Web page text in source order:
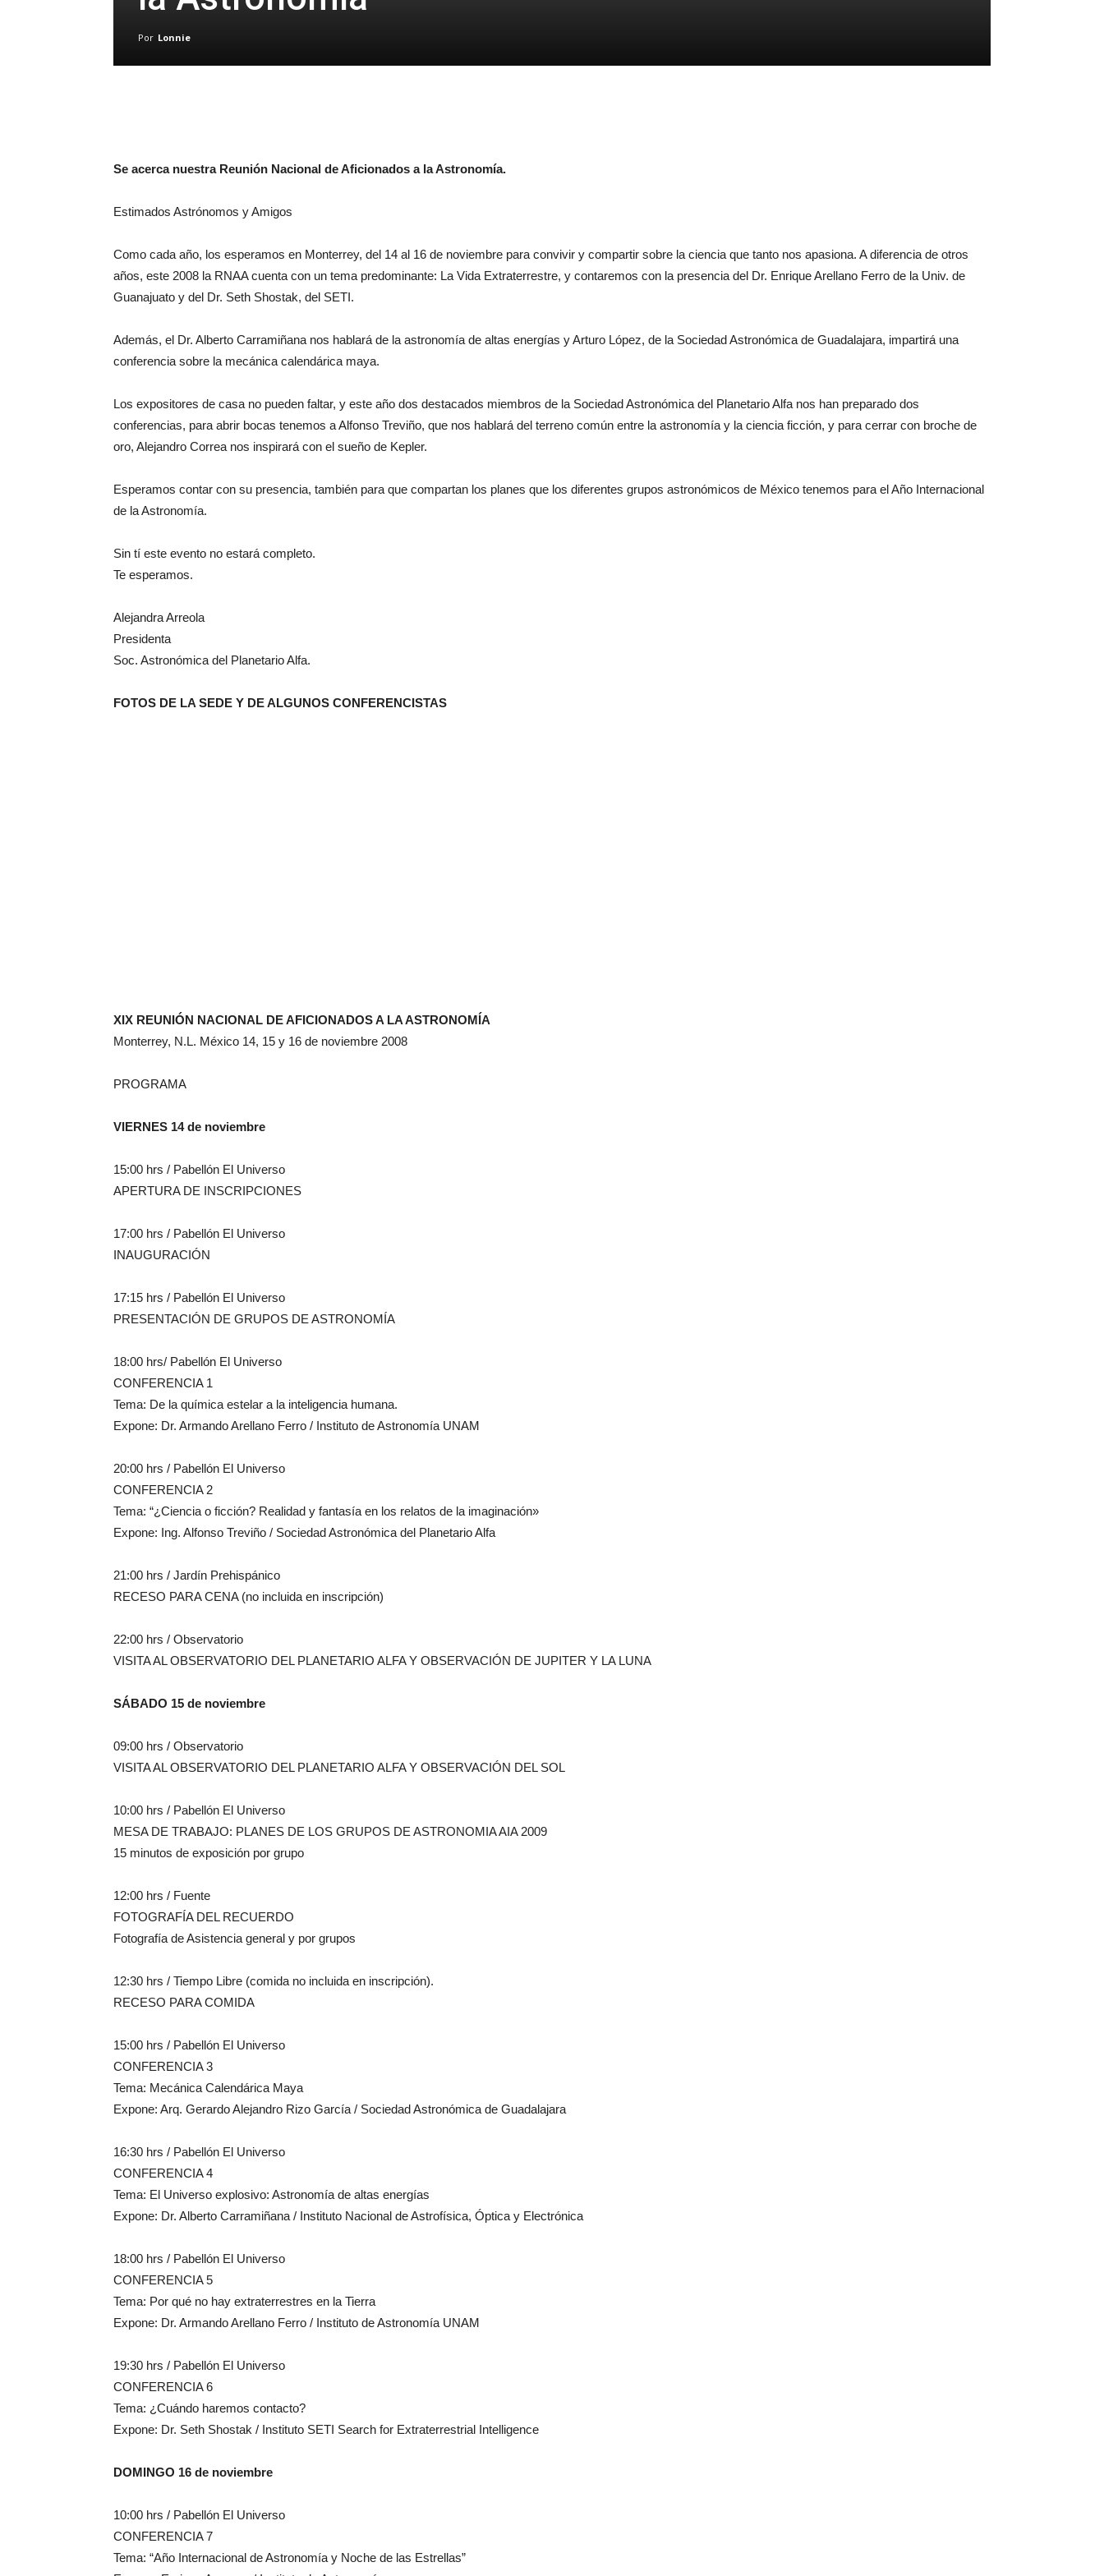
Por Lonnie
Se acerca nuestra Reunión Nacional de Aficionados a la Astronomía.
Estimados Astrónomos y Amigos
Como cada año, los esperamos en Monterrey, del 14 al 16 de noviembre para convivir y compartir sobre la ciencia que tanto nos apasiona. A diferencia de otros
años, este 2008 la RNAA cuenta con un tema predominante: La Vida Extraterrestre, y contaremos con la presencia del Dr. Enrique Arellano Ferro de la Univ. de
Guanajuato y del Dr. Seth Shostak, del SETI.
Además, el Dr. Alberto Carramiñana nos hablará de la astronomía de altas energías y Arturo López, de la Sociedad Astronómica de Guadalajara, impartirá una
conferencia sobre la mecánica calendárica maya.
Los expositores de casa no pueden faltar, y este año dos destacados miembros de la Sociedad Astronómica del Planetario Alfa nos han preparado dos
conferencias, para abrir bocas tenemos a Alfonso Treviño, que nos hablará del terreno común entre la astronomía y la ciencia ficción, y para cerrar con broche de
oro, Alejandro Correa nos inspirará con el sueño de Kepler.
Esperamos contar con su presencia, también para que compartan los planes que los diferentes grupos astronómicos de México tenemos para el Año Internacional
de la Astronomía.
Sin tí este evento no estará completo.
Te esperamos.
Alejandra Arreola
Presidenta
Soc. Astronómica del Planetario Alfa.
FOTOS DE LA SEDE Y DE ALGUNOS CONFERENCISTAS
XIX REUNIÓN NACIONAL DE AFICIONADOS A LA ASTRONOMÍA
Monterrey, N.L. México 14, 15 y 16 de noviembre 2008
PROGRAMA
VIERNES 14 de noviembre
15:00 hrs / Pabellón El Universo
APERTURA DE INSCRIPCIONES
17:00 hrs / Pabellón El Universo
INAUGURACIÓN
17:15 hrs / Pabellón El Universo
PRESENTACIÓN DE GRUPOS DE ASTRONOMÍA
18:00 hrs/ Pabellón El Universo
CONFERENCIA 1
Tema: De la química estelar a la inteligencia humana.
Expone: Dr. Armando Arellano Ferro / Instituto de Astronomía UNAM
20:00 hrs / Pabellón El Universo
CONFERENCIA 2
Tema: “¿Ciencia o ficción? Realidad y fantasía en los relatos de la imaginación»
Expone: Ing. Alfonso Treviño / Sociedad Astronómica del Planetario Alfa
21:00 hrs / Jardín Prehispánico
RECESO PARA CENA (no incluida en inscripción)
22:00 hrs / Observatorio
VISITA AL OBSERVATORIO DEL PLANETARIO ALFA Y OBSERVACIÓN DE JUPITER Y LA LUNA
SÁBADO 15 de noviembre
09:00 hrs / Observatorio
VISITA AL OBSERVATORIO DEL PLANETARIO ALFA Y OBSERVACIÓN DEL SOL
10:00 hrs / Pabellón El Universo
MESA DE TRABAJO: PLANES DE LOS GRUPOS DE ASTRONOMIA AIA 2009
15 minutos de exposición por grupo
12:00 hrs / Fuente
FOTOGRAFÍA DEL RECUERDO
Fotografía de Asistencia general y por grupos
12:30 hrs / Tiempo Libre (comida no incluida en inscripción).
RECESO PARA COMIDA
15:00 hrs / Pabellón El Universo
CONFERENCIA 3
Tema: Mecánica Calendárica Maya
Expone: Arq. Gerardo Alejandro Rizo García / Sociedad Astronómica de Guadalajara
16:30 hrs / Pabellón El Universo
CONFERENCIA 4
Tema: El Universo explosivo: Astronomía de altas energías
Expone: Dr. Alberto Carramiñana / Instituto Nacional de Astrofísica, Óptica y Electrónica
18:00 hrs / Pabellón El Universo
CONFERENCIA 5
Tema: Por qué no hay extraterrestres en la Tierra
Expone: Dr. Armando Arellano Ferro / Instituto de Astronomía UNAM
19:30 hrs / Pabellón El Universo
CONFERENCIA 6
Tema: ¿Cuándo haremos contacto?
Expone: Dr. Seth Shostak / Instituto SETI Search for Extraterrestrial Intelligence
DOMINGO 16 de noviembre
10:00 hrs / Pabellón El Universo
CONFERENCIA 7
Tema: “Año Internacional de Astronomía y Noche de las Estrellas”